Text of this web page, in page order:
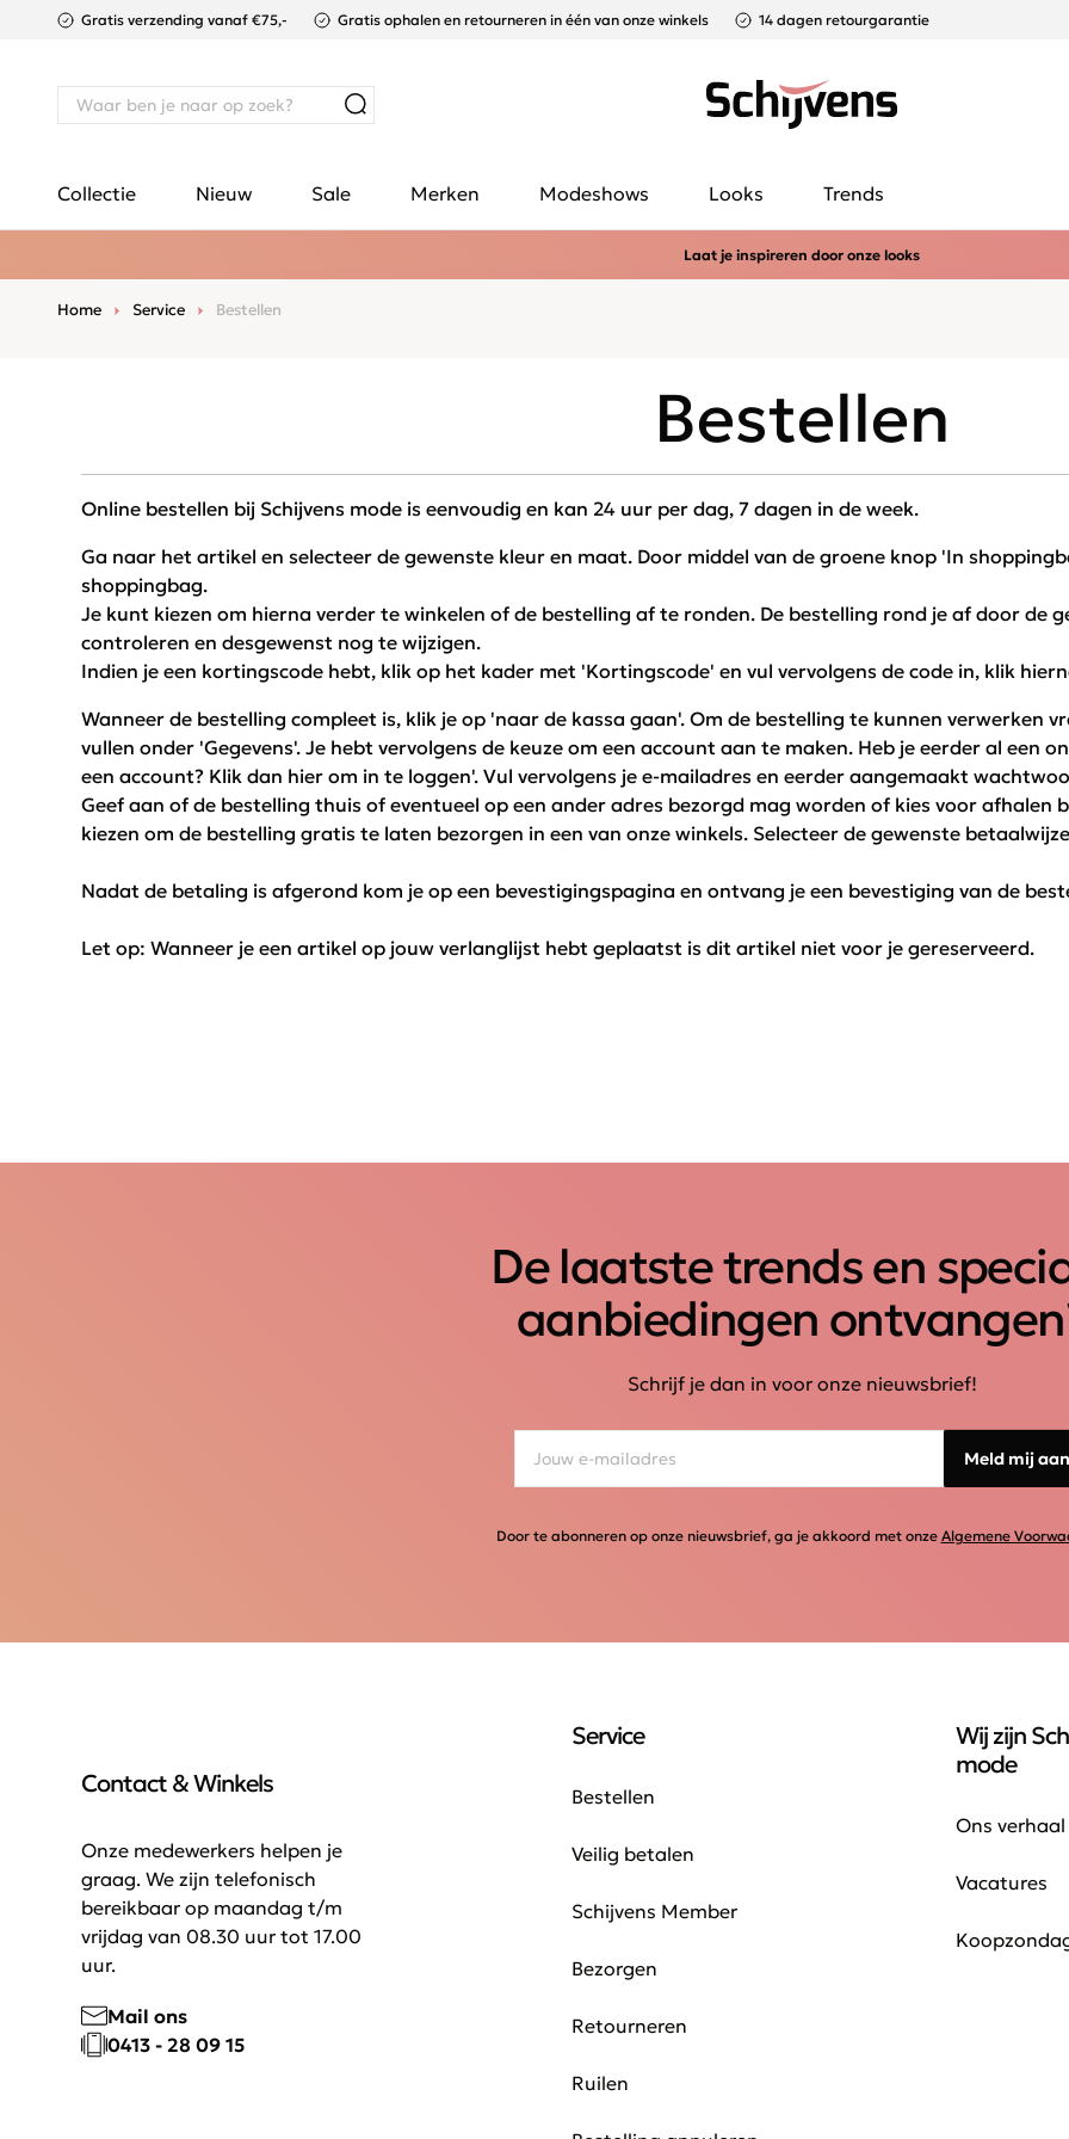
Gratis verzending vanaf €75,- Gratis ophalen en retourneren in één van onze winkels 14 dagen retourgarantie
Collectie Nieuw Sale Merken Modeshows Looks Trends
Laat je inspireren door onze looks
Home Service Bestellen
Bestellen
Online bestellen bij Schijvens mode is eenvoudig en kan 24 uur per dag, 7 dagen in de week.
Ga naar het artikel en selecteer de gewenste kleur en maat. Door middel van de groene knop 'In
shoppingbag.
Je kunt kiezen om hierna verder te winkelen of de bestelling af te ronden. De bestelling rond je af door de
controleren en desgewenst nog te wijzigen.
Indien je een kortingscode hebt, klik op het kader met 'Kortingscode' en vul vervolgens de code in, klik
Wanneer de bestelling compleet is, klik je op 'naar de kassa gaan'. Om de bestelling te kunnen verwerken
vullen onder 'Gegevens'. Je hebt vervolgens de keuze om een account aan te maken. Heb je eerder al een
een account? Klik dan hier om in te loggen'. Vul vervolgens je e-mailadres en eerder aangemaakt
Geef aan of de bestelling thuis of eventueel op een ander adres bezorgd mag worden of kies voor afhalen
kiezen om de bestelling gratis te laten bezorgen in een van onze winkels. Selecteer de gewenste
Nadat de betaling is afgerond kom je op een bevestigingspagina en ontvang je een bevestiging van de
Let op: Wanneer je een artikel op jouw verlanglijst hebt geplaatst is dit artikel niet voor je gereserveerd.
De laatste trends en
aanbiedingen
Schrijf je dan in voor onze nieuwsbrief!
Meld mij aan
Door te abonneren op onze nieuwsbrief, ga je akkoord met onze Algemene
Contact & Winkels
Onze medewerkers helpen je
graag. We zijn telefonisch
bereikbaar op maandag t/m
vrijdag van 08.30 uur tot 17.00
uur.
Mail ons
0413 - 28 09 15
Service
Bestellen
Veilig betalen
Schijvens Member
Bezorgen
Retourneren
Ruilen
Wij zijn
mode
Ons verhaal
Vacatures